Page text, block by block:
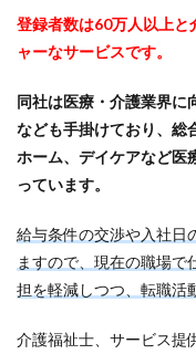
登録者数は60万人以上
ャーなサービスです。
同社は医療・介護業界に
なども手掛けており、総
ホーム、デイケアなど医
っています。
給与条件の交渉や入社日
ますので、現在の職場で
担を軽減しつつ、転職活
介護福祉士、サービス提